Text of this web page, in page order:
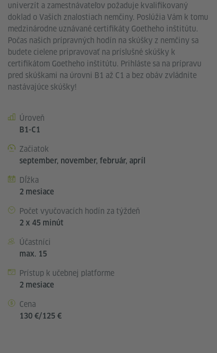
univerzít a zamestnávateľov požaduje kvalifikovaný
doklad o Vašich znalostiach nemčiny. Poslúžia Vám k tomu
medzinárodne uznávané certifikáty Goetheho inštitútu.
Počas našich prípravných hodín na skúšky z nemčiny sa
budete cielene pripravovať na príslušné skúšky k
certifikátom Goetheho inštitútu. Prihláste sa na prípravu
pred skúškami na úrovni B1 až C1 a bez obáv zvládnite
nastávajúce skúšky!
Kursdetails
Úroveň
B1-C1
Začiatok
september, november, február, apríl
Dĺžka
2 mesiace
Počet vyučovacích hodín za týždeň
2 x 45 minút
Účastníci
max. 15
Prístup k učebnej platforme
2 mesiace
Cena
130 €/125 €